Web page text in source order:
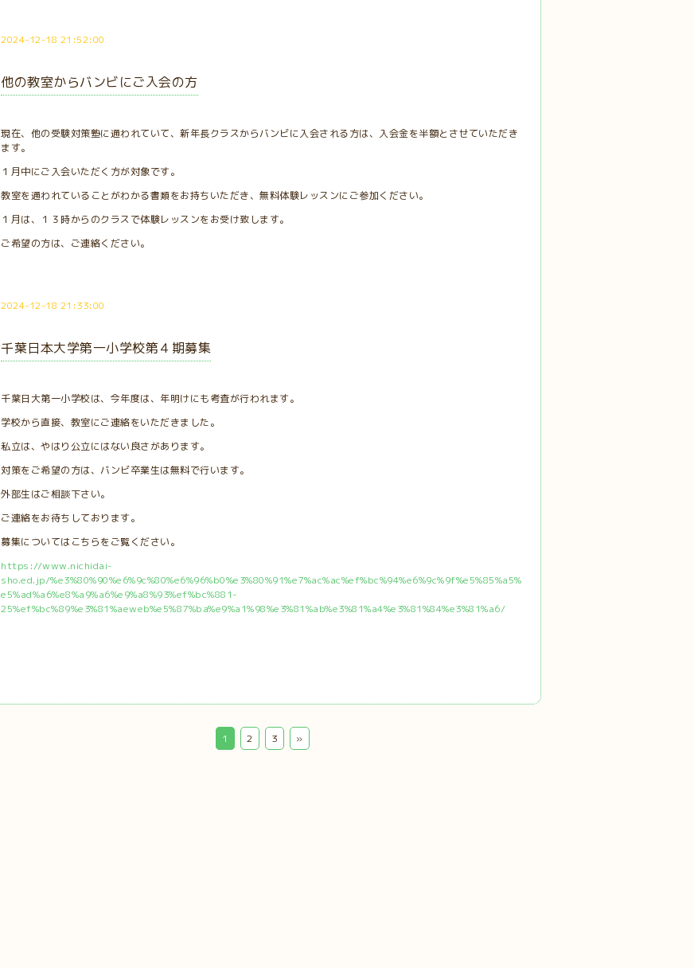
2024-12-18 21:52:00
他の教室からバンビにご入会の方
現在、他の受験対策塾に通われていて、新年長クラスからバンビに入会される方は、入会金を半額とさせていただき
ます。
１月中にご入会いただく方が対象です。
教室を通われていることがわかる書類をお持ちいただき、無料体験レッスンにご参加ください。
１月は、１３時からのクラスで体験レッスンをお受け致します。
ご希望の方は、ご連絡ください。
2024-12-18 21:33:00
千葉日本大学第一小学校第４期募集
千葉日大第一小学校は、今年度は、年明けにも考査が行われます。
学校から直接、教室にご連絡をいただきました。
私立は、やはり公立にはない良さがあります。
対策をご希望の方は、バンビ卒業生は無料で行います。
外部生はご相談下さい。
ご連絡をお待ちしております。
募集についてはこちらをご覧ください。
https://www.nichidai-
sho.ed.jp/%e3%80%90%e6%9c%80%e6%96%b0%e3%80%91%e7%ac%ac%ef%bc%94%e6%9c%9f%e5%85%a5%
e5%ad%a6%e8%a9%a6%e9%a8%93%ef%bc%881-
25%ef%bc%89%e3%81%aeweb%e5%87%ba%e9%a1%98%e3%81%ab%e3%81%a4%e3%81%84%e3%81%a6/
1 2 3 »